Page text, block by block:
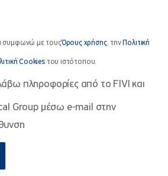
συμφωνώ με τουςΌρους χρήσης, την Πολιτική
Cookiesτου ιστότοπου.
πληροφορίες από το FIVI και
Group μέσω e-mail στην